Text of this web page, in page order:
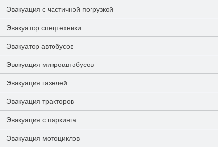
Эвакуация с частичной погрузкой
Эвакуатор спецтехники
Эвакуатор автобусов
Эвакуация микроавтобусов
Эвакуация газелей
Эвакуация тракторов
Эвакуация с паркинга
Эвакуация мотоциклов